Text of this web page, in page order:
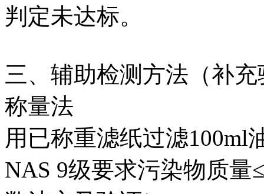
判定未达标。
三、辅助检测方法（补
称量法‌
用已称重滤纸过滤100ml
NAS 9级要求污染物质量